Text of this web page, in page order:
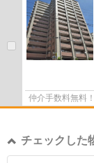
仲介手数料無料
チェックした